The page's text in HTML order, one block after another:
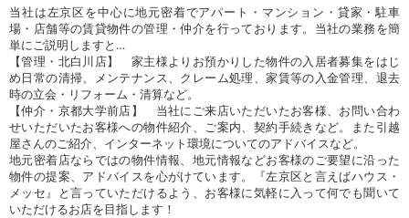
当社は左京区を中心に地元密着でアパート・マンション・貸家・駐車
場・店舗等の賃貸物件の管理・仲介を行っております。当社の業務を簡
単にご説明しますと…
【管理・北白川店】 家主様よりお預かりした物件の入居者募集をはじ
め日常の清掃、メンテナンス、クレーム処理、家賃等の入金管理、退去
時の立会・リフォーム・清算など。
【仲介・京都大学前店】 当社にご来店いただいたお客様、お問い合わ
せいただいたお客様への物件紹介、ご案内、契約手続きなど。また引越
屋さんのご紹介、インターネット環境についてのアドバイスなど。
地元密着店ならではの物件情報、地元情報などお客様のご要望に沿った
物件の提案、アドバイスを心がけています。『左京区と言えばハウス・
メッセ』と言っていただけるよう、お客様に気軽に入って何でも聞いて
いただけるお店を目指します！